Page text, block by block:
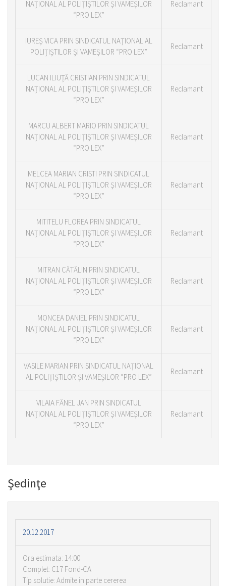
NAŢIONAL AL POLIŢIŞTILOR ŞI VAMEŞILOR
“PRO LEX”
Reclamant
IUREŞ VICA PRIN SINDICATUL NAŢIONAL AL
POLIŢIŞTILOR ŞI VAMEŞILOR “PRO LEX”
Reclamant
LUCAN ILIUŢĂ CRISTIAN PRIN SINDICATUL
NAŢIONAL AL POLIŢIŞTILOR ŞI VAMEŞILOR
“PRO LEX”
Reclamant
MARCU ALBERT MARIO PRIN SINDICATUL
NAŢIONAL AL POLIŢIŞTILOR ŞI VAMEŞILOR
“PRO LEX”
Reclamant
MELCEA MARIAN CRISTI PRIN SINDICATUL
NAŢIONAL AL POLIŢIŞTILOR ŞI VAMEŞILOR
“PRO LEX”
Reclamant
MITITELU FLOREA PRIN SINDICATUL
NAŢIONAL AL POLIŢIŞTILOR ŞI VAMEŞILOR
“PRO LEX”
Reclamant
MITRAN CĂTĂLIN PRIN SINDICATUL
NAŢIONAL AL POLIŢIŞTILOR ŞI VAMEŞILOR
“PRO LEX”
Reclamant
MONCEA DANIEL PRIN SINDICATUL
NAŢIONAL AL POLIŢIŞTILOR ŞI VAMEŞILOR
“PRO LEX”
Reclamant
VASILE MARIAN PRIN SINDICATUL NAŢIONAL
AL POLIŢIŞTILOR ŞI VAMEŞILOR “PRO LEX”
Reclamant
VILAIA FĂNEL JAN PRIN SINDICATUL
NAŢIONAL AL POLIŢIŞTILOR ŞI VAMEŞILOR
“PRO LEX”
Reclamant
Şedinţe
20.12.2017
Ora estimata: 14:00
Complet: C17 Fond-CA
Tip solutie: Admite in parte cererea